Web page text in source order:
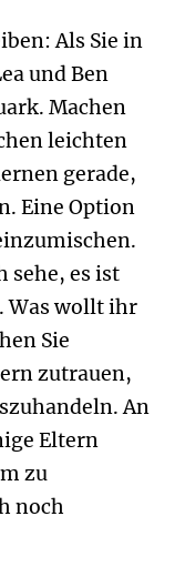
Als Sie in
und Ben
Machen
leichten
gerade,
Eine Option
sehe, es ist
Was wollt ihr
Sie
zutrauen,
An
Eltern
zu
noch